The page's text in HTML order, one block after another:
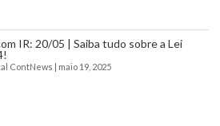
IR: 20/05 | Saiba tudo sobre a Lei
ContNews | maio 19, 2025